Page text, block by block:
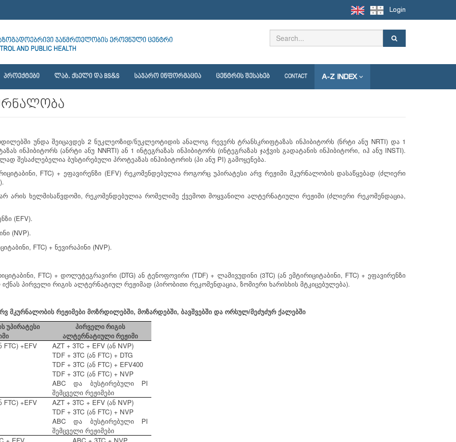
Login
ᲞᲠᲝᲔᲥᲢᲔᲑᲘ ᲚᲐᲑ. ᲥᲡᲔᲚᲘ ᲓᲐ BS&S ᲡᲐᲯᲐᲠᲝ ᲘᲜᲤᲝᲠᲛᲐᲪᲘᲐ ᲪᲔᲜᲢᲠᲘᲡ ᲨᲔᲡᲐᲮᲔᲑ CONTACT A-Z INDEX
უნდა შეიცავდეს 2 ნუკლეოზიდ/ნუკლეოტიდის ანალოგ რევერს ტრანსკრიფტაზას ინჰიბიტორს (ნრტი ანუ NRTI) და 1
ინჰიბიტორს (ანრტი ანუ NNRTI) ან1ინტეგრაზას ინჰიბიტორს (ინტეგრაზას ჯაჭვის გადატანის ინჰიბიტორი, იჰ ანუ INSTI).
შესაძლებელია ბუსტირებული პროტეაზას ინჰიბიტორის (პი ანუ PI) გამოყენება.
, FTC) + ეფავირენზი (EFV) რეკომენდებულია როგორც უპირატესი არვ რეჟიმი მკურნალობის დასაწყებად (ძლიერი
).
არ არის ხელმისაწვდომი,რეკომენდებულია რომელიმე ქვემოთ მოყვანილი ალტერნატიული რეჟიმი (ძლიერი რეკომენდაცია,
(EFV).
(NVP).
, FTC) + ნევირაპინი (NVP).
, FTC) + დოლუტეგრავირი (DTG)ან ტენოფოვირი (TDF) + ლამივუდინი (3TC) (ან ემტირიციტაბინი, FTC) + ეფავირენზი
იქნას პირველი რიგის ალტერნატიულ რეჟიმად (პირობითი რეკომენდაცია, ზომიერი ხარისხის მტკიცებულება).
მკურნალობის რეჟიმები მოზრდილებში, მოზარდებში, ბავშვებში და ორსულ/მეძუძურ ქალებში
უპირატესი
პირველი რიგის
ალტერნატიული რეჟიმი
FTC) +EFV AZT + 3TC + EFV (ან NVP)
TDF + 3TC (ან FTC) + DTG
TDF + 3TC (ან FTC) + EFV400
TDF + 3TC (ან FTC) + NVP
ABCდა ბუსტირებული PI
შემცველი რეჟიმები
FTC) +EFV AZT + 3TC + EFV (ან NVP)
TDF + 3TC (ან FTC) + NVP
ABCდა ბუსტირებული PI
შემცველი რეჟიმები
+ EFV ABC + 3TC + NVP